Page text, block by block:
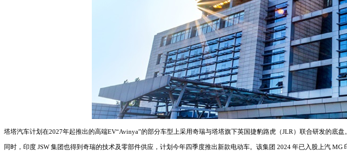
塔塔汽车计划在2027年起推出的高端EV“Avinya”的部分车型上采用奇瑞与塔塔旗下英国捷豹路虎（JLR）联合研发的底
同时，印度 JSW 集团也得到奇瑞的技术及零部件供应，计划今年四季度推出新款电动车。该集团 2024 年已入股上汽 MG